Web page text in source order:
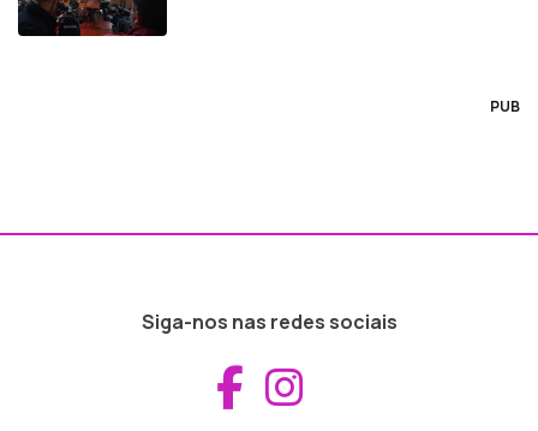
PUB
Siga-nos nas redes sociais
Aceder ao